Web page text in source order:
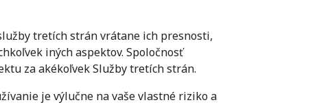
tretích strán vrátane ich presnosti,
iných aspektov. Spoločnosť
za akékoľvek Služby tretích strán.
je výlučne na vaše vlastné riziko a